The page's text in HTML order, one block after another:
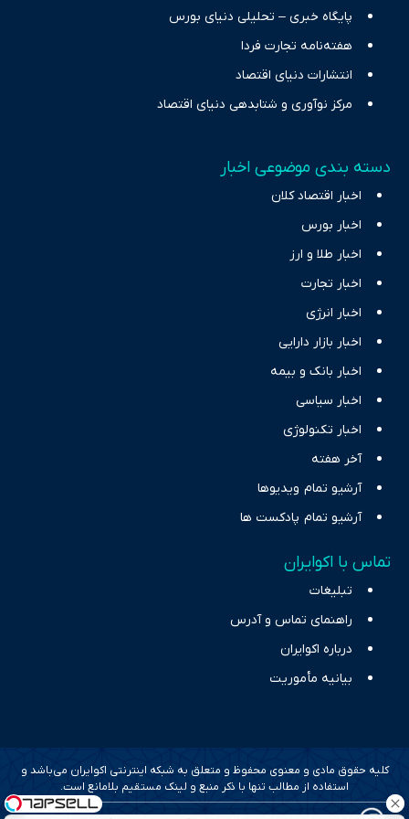
پایگاه خبری – تحلیلی دنیای بورس
هفته‌نامه تجارت فردا
انتشارات دنیای اقتصاد
مرکز نوآوری و شتابدهی دنیای اقتصاد
دسته بندی موضوعی اخبار
اخبار اقتصاد کلان
اخبار بورس
اخبار طلا و ارز
اخبار تجارت
اخبار انرژی
اخبار بازار دارایی
اخبار بانک و بیمه
اخبار سیاسی
اخبار تکنولوژی
آخر هفته
آرشیو تمام ویدیوها
آرشیو تمام پادکست ها
تماس با اکوایران
تبلیغات
راهنمای تماس و آدرس
درباره اکوایران
بیانیه مأموریت
کلیه حقوق مادی و معنوی محفوظ و متعلق به شبکه اینترنتی اکوایران می‌باشد و
استفاده از مطالب تنها با ذکر منبع و لینک مستقیم بلامانع است.